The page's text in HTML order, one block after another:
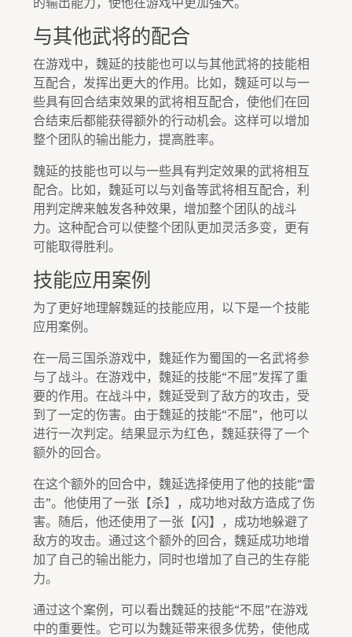
与其他武将的配合
在游戏中，魏延的技能也可以与其他武将的技能相
互配合，发挥出更大的作用。比如，魏延可以与一
些具有回合结束效果的武将相互配合，使他们在回
合结束后都能获得额外的行动机会。这样可以增加
整个团队的输出能力，提高胜率。
魏延的技能也可以与一些具有判定效果的武将相互
配合。比如，魏延可以与刘备等武将相互配合，利
用判定牌来触发各种效果，增加整个团队的战斗
力。这种配合可以使整个团队更加灵活多变，更有
可能取得胜利。
技能应用案例
为了更好地理解魏延的技能应用，以下是一个技能
应用案例。
在一局三国杀游戏中，魏延作为蜀国的一名武将参
与了战斗。在游戏中，魏延的技能“不屈”发挥了重
要的作用。在战斗中，魏延受到了敌方的攻击，受
到了一定的伤害。由于魏延的技能“不屈”，他可以
进行一次判定。结果显示为红色，魏延获得了一个
额外的回合。
在这个额外的回合中，魏延选择使用了他的技能“雷
击”。他使用了一张【杀】，成功地对敌方造成了伤
害。随后，他还使用了一张【闪】，成功地躲避了
敌方的攻击。通过这个额外的回合，魏延成功地增
加了自己的输出能力，同时也增加了自己的生存能
力。
通过这个案例，可以看出魏延的技能“不屈”在游戏
中的重要性。它可以为魏延带来很多优势，使他成